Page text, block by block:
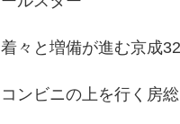
着々と増備が進む京成
コンビニの上を行く房